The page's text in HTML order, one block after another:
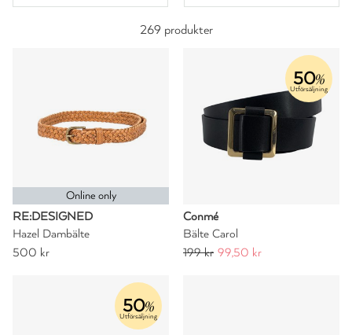
269 produkter
Online only
RE:DESIGNED
Hazel Dambälte
500 kr
50%
Utförsäljning
Conmé
Bälte Carol
199 kr 99,50 kr
50%
Utförsäljning